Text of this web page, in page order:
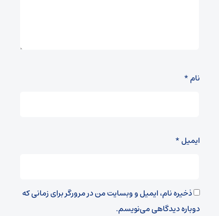
نام*
ایمیل*
ذخیره نام، ایمیل و وبسایت من در مرورگر برای زمانی که
دوباره دیدگاهی می‌نویسم.